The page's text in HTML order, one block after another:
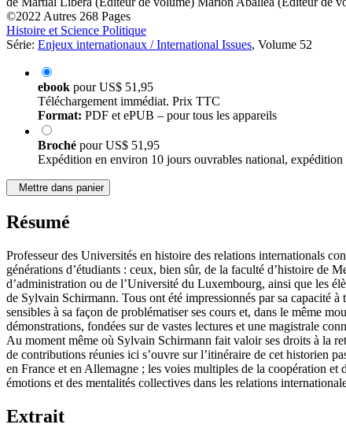
©2022Autres 268 Pages
Histoire et Science Politique
Série: Enjeux internationaux / International Issues, Volume 52
ebook pourUS$ 51,95
Téléchargement immédiat. Prix TTC
Format: PDF et ePUB – pour tous les appareils
Broché pourUS$ 51,95
Expédition en environ 10 jours ouvrables national, expédition
Mettre dans panier
Résumé
Professeur des Universités en histoire des relations internationals
générations d’étudiants : ceux, bien sûr, de la faculté d’histoire de
d’administration ou de l’Université du Luxembourg, ainsi que les
de Sylvain Schirmann. Tous ont été impressionnés par sa capacité
sensibles à sa façon de problématiser ses cours et, dans le même
démonstrations, fondées sur de vastes lectures et une magistrale
Au moment même où Sylvain Schirmann fait valoir ses droits à la
de contributions réunies ici s’ouvre sur l’itinéraire de cet historien
en France et en Allemagne ; les voies multiples de la coopération
émotions et des mentalités collectives dans les relations
Extrait